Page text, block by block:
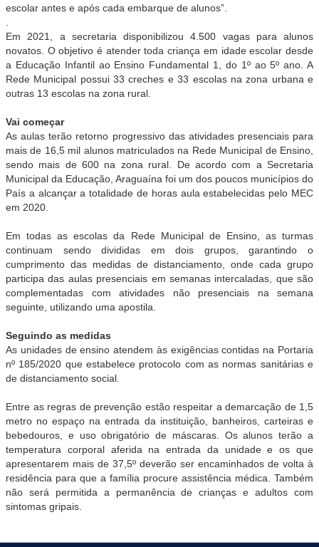
escolar antes e após cada embarque de alunos”.
Em 2021, a secretaria disponibilizou 4.500 vagas para alunos
novatos. O objetivo é atender toda criança em idade escolar desde
a Educação Infantil ao Ensino Fundamental 1, do 1º ao 5º ano. A
Rede Municipal possui 33 creches e 33 escolas na zona urbana e
outras 13 escolas na zona rural.
Vai começar
As aulas terão retorno progressivo das atividades presenciais para
mais de 16,5 mil alunos matriculados na Rede Municipal de Ensino,
sendo mais de 600 na zona rural. De acordo com a Secretaria
Municipal da Educação, Araguaína foi um dos poucos municípios do
País a alcançar a totalidade de horas aula estabelecidas pelo MEC
em 2020.
Em todas as escolas da Rede Municipal de Ensino, as turmas
continuam sendo divididas em dois grupos, garantindo o
cumprimento das medidas de distanciamento, onde cada grupo
participa das aulas presenciais em semanas intercaladas, que são
complementadas com atividades não presenciais na semana
seguinte, utilizando uma apostila.
Seguindo as medidas
As unidades de ensino atendem às exigências contidas na Portaria
nº 185/2020 que estabelece protocolo com as normas sanitárias e
de distanciamento social.
Entre as regras de prevenção estão respeitar a demarcação de 1,5
metro no espaço na entrada da instituição, banheiros, carteiras e
bebedouros, e uso obrigatório de máscaras. Os alunos terão a
temperatura corporal aferida na entrada da unidade e os que
apresentarem mais de 37,5º deverão ser encaminhados de volta à
residência para que a família procure assistência médica. Também
não será permitida a permanência de crianças e adultos com
sintomas gripais.